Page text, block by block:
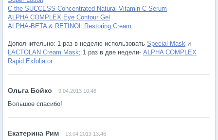
C the SUCCESS Concentrated-Natural Vitamin C Serum
ALPHA COMPLEX Eye Contour Gel
ALPHA-BETA & RETINOL Restoring Cream
Дополнительно: 1 раз в неделю использовать Special Mask и
LACTOLAN Cream Mask; 1 раз в две недели- ALPHA COMPLEX
Rapid Exfoliator
9.04.2013 10:46
Большое спасибо!
13.04.2013 13:46